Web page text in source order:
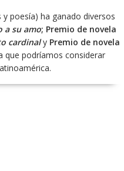
poesía) ha ganado diversos
a su amo; Premio de novela
cardinaly Premio de novela
que podríamos considerar